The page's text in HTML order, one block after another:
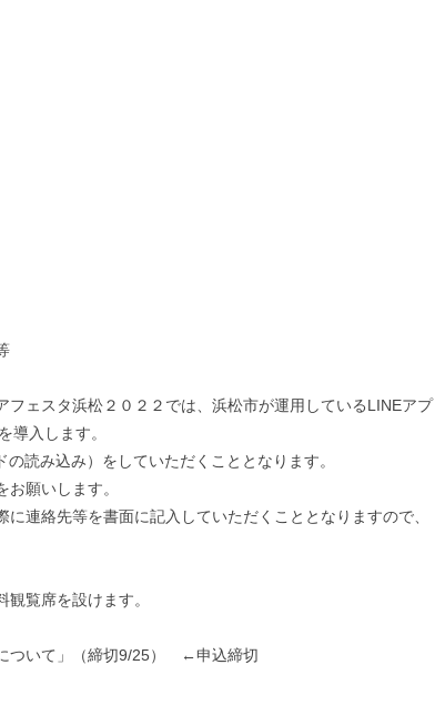
ェスタ浜松２０２２では、浜松市が運用しているLINEアプ
導入します。
読み込み）をしていただくこととなります。
願いします。
連絡先等を書面に記入していただくこととなりますので、
覧席を設けます。
について」（締切9/25） ←申込締切